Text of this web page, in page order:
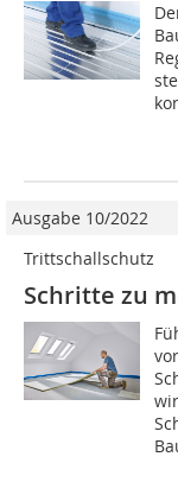
Ausgabe 10/2022
Trittschallschutz
Schritte zu